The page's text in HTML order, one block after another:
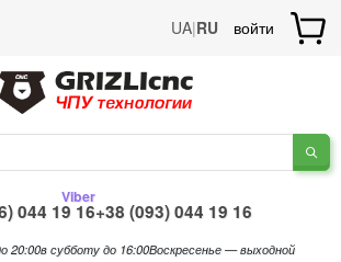
UA|RU войти
044 19 16
Viber
+38 (093) 044 19 16
20:00в субботу до 16:00Воскресенье — выходной